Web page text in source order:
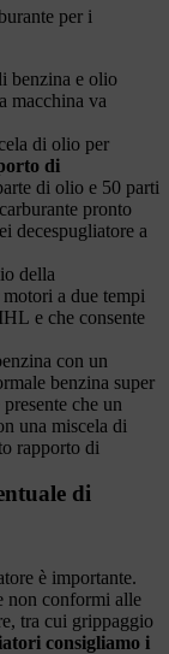
per i
benzina e olio
macchina va
di olio per
di
di olio e 50 parti
pronto
decespugliatore a
della
a due tempi
e che consente
con un
benzina super
che un
una miscela di
rapporto di
di
è importante.
non conformi alle
tra cui grippaggio
consigliamo i